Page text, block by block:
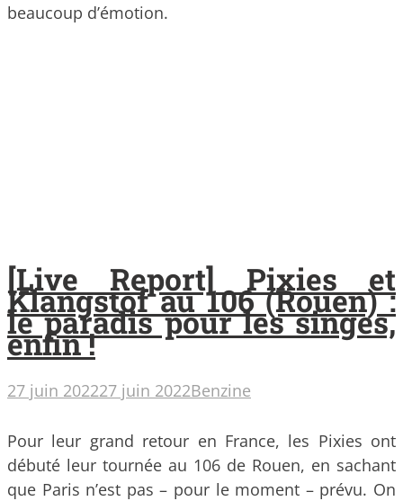
beaucoup d’émotion.
[Live Report] Pixies et
Klangstof au 106 (Rouen) :
le paradis pour les singes,
enfin !
27 juin 202227 juin 2022Benzine
Pour leur grand retour en France, les Pixies ont
débuté leur tournée au 106 de Rouen, en sachant
que Paris n’est pas – pour le moment – prévu. On